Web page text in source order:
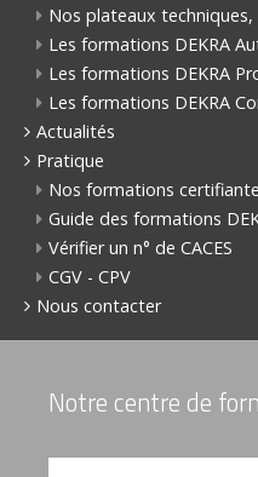
Nos plateaux
Les formations DEKRA
Les formations DEKRA
Les formations DEKRA
Actualités
Pratique
Nos formations
Guide des formations
Vérifier un n° de CACES
CGV - CPV
Nous contacter
Notre centre de